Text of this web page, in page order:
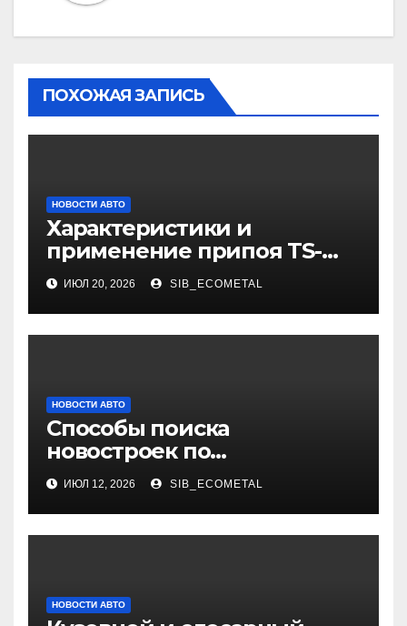
ПОХОЖАЯ ЗАПИСЬ
НОВОСТИ АВТО
Характеристики и
применение припоя TS-
99.35050
ИЮЛ 20, 2026 SIB_ECOMETAL
НОВОСТИ АВТО
Способы поиска
новостроек по
индивидуальным
параметрам
ИЮЛ 12, 2026 SIB_ECOMETAL
НОВОСТИ АВТО